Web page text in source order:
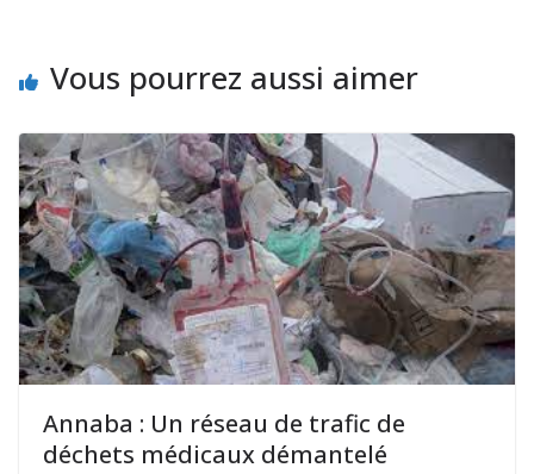
Vous pourrez aussi aimer
Annaba : Un réseau de trafic de
déchets médicaux démantelé